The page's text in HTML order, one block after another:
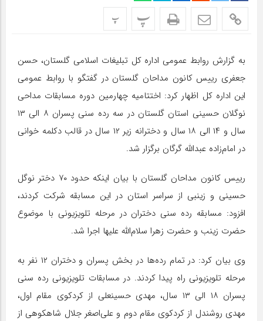
پ پ
به گزارش روابط عمومی اداره کل تبلیغات اسلامی گلستان، حسن
جعفری رییس کانون مداحان گلستان در گفتگو با روابط عمومی
این اداره کل اظهار کرد: اختتامیه چهارمین دوره مسابقات مداحی
نوگلان حسینی استان گلستان در سه رده سنی پسران ۸ الی ۱۳
سال و ۱۴ الی ۱۸ سال و دخترانه زیر ۱۲ سال در قالب دکلمه خوانی
در امام‌زاده عبدالله گرگان برگزار شد.
رییس کانون مداحان گلستان با بیان اینکه حدود ۷۰ دختر نوگل
حسینی و زینبی از سراسر استان در این مسابقه شرکت کردند،
افزود: مسابقه رده سنی دختران در مرحله تلویزیونی با موضوع
حضرت زینب و حضرت زهرا سلام‌الله علیها اجرا شد.
وی بیان کرد: در تمام رده‌ها در بخش پسران و دختران ۱۲ نفر به
مرحله تلویزیونی راه پیدا کردند. در مسابقات تلویزیونی رده سنی
پسران ۱۸ الی ۱۳ سال، مهدی حسینعلی از کردکوی مقام اول،
مهدی روشندل از کردکوی مقام دوم و علی‌اصغر جلال شاهکوهی از